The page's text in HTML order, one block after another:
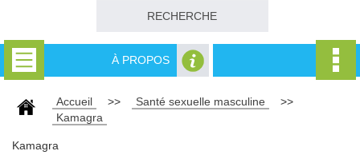
À PROPOS
Accueil >> Santé sexuelle masculine
>>
Kamagra
Kamagra